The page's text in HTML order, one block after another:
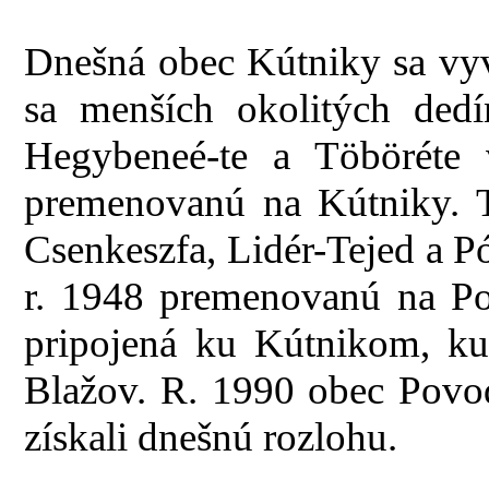
Dnešná obec Kútniky sa
sa menších okolitých
Hegybeneé-te a
premenovanú na
Csenkeszfa, Lidér-Tejed a
r. 1948 premenovanú na
pripojená ku Kútnikom,
Blažov. R. 1990 obec
získali dnešnú rozlohu.